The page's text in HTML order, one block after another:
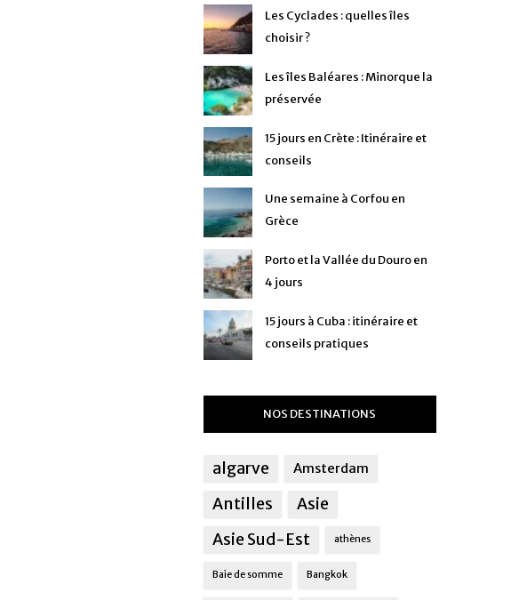
Les Cyclades : quelles îles
choisir ?
Les îles Baléares : Minorque la
préservée
15 jours en Crète : Itinéraire et
conseils
Une semaine à Corfou en
Grèce
Porto et la Vallée du Douro en
4 jours
15 jours à Cuba : itinéraire et
conseils pratiques
NOS DESTINATIONS
algarve Amsterdam
Antilles
Asie
Asie Sud-Est
athènes
Baie de somme Bangkok